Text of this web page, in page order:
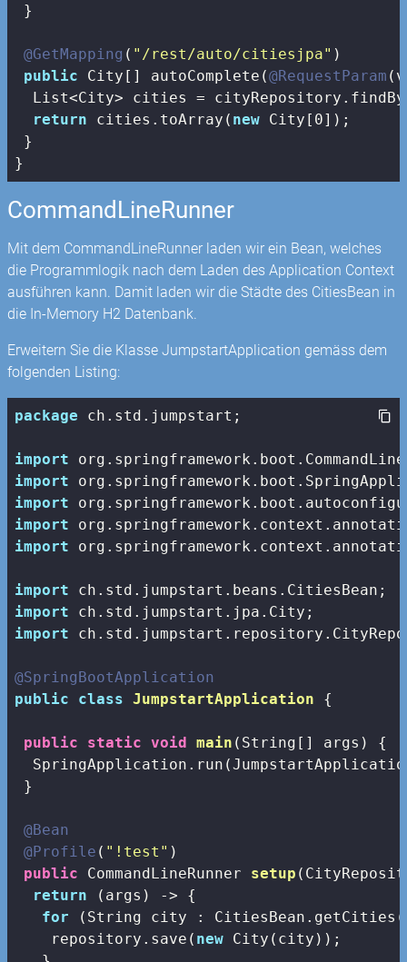
}
@GetMapping ( "/rest/auto/citiesjpa" )
public City[] autoComplete(@RequestParam
List<City> cities =
return cities.toArray( new City[ 0]);
}
}
CommandLineRunner
Mit dem CommandLineRunner laden wir ein Bean, welches
die Programmlogik nach dem Laden des Application Context
ausführen kann. Damit laden wir die Städte des CitiesBean in
die In-Memory H2 Datenbank.
Erweitern Sie die Klasse JumpstartApplication gemäss dem
folgenden Listing:
package ch.std.jumpstart;
import
import
import
import
import
import
import
import
@SpringBootApplication
public
class JumpstartApplication {
public static void main (String[] args)
{
}
@Bean
@Profile ( "!test" )
public CommandLineRunner setup
return (args) -> {
for (String city :
    repository.save(
new City(city));